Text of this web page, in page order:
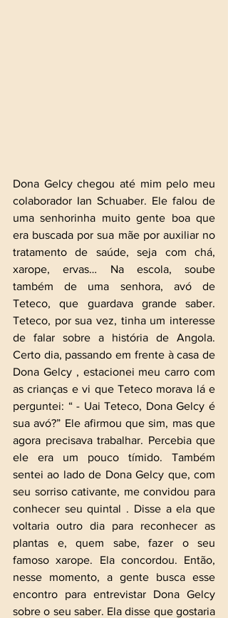
Dona Gelcy chegou até mim pelo meu
colaborador Ian Schuaber. Ele falou de
uma senhorinha muito gente boa que
era buscada por sua mãe por auxiliar no
tratamento de saúde, seja com chá,
xarope, ervas… Na escola, soube
também de uma senhora, avó de
Teteco, que guardava grande saber.
Teteco, por sua vez, tinha um interesse
de falar sobre a história de Angola.
Certo dia, passando em frente à casa de
Dona Gelcy , estacionei meu carro com
as crianças e vi que Teteco morava lá e
perguntei: “ - Uai Teteco, Dona Gelcy é
sua avó?” Ele afirmou que sim, mas que
agora precisava trabalhar. Percebia que
ele era um pouco tímido. Também
sentei ao lado de Dona Gelcy que, com
seu sorriso cativante, me convidou para
conhecer seu quintal . Disse a ela que
voltaria outro dia para reconhecer as
plantas e, quem sabe, fazer o seu
famoso xarope. Ela concordou. Então,
nesse momento, a gente busca esse
encontro para entrevistar Dona Gelcy
sobre o seu saber. Ela disse que gostaria